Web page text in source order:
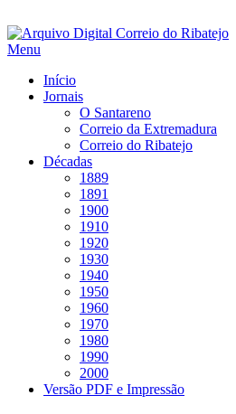
Saltar
para
Menu
Início
Jornais
O Santareno
Correio da Extremadura
Correio do Ribatejo
Décadas
1889
1891
1900
1910
1920
1930
1940
1950
1960
1970
1980
1990
2000
Versão PDF e Impressão